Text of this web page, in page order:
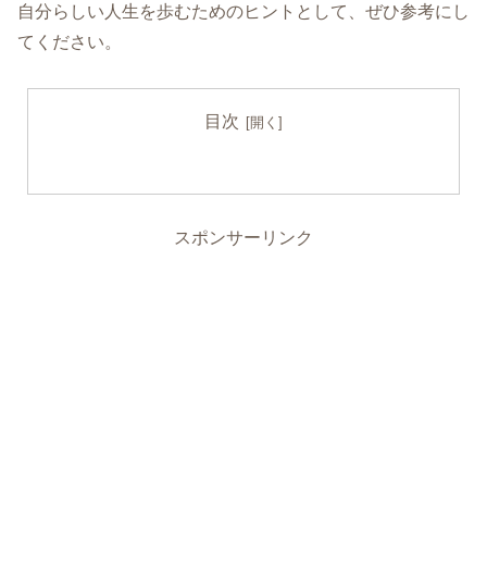
自分らしい人生を歩むためのヒントとして、ぜひ参考にし
てください。
目次
スポンサーリンク